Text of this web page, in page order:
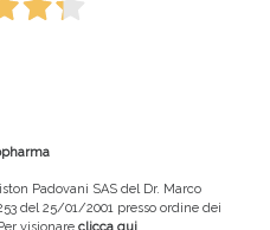
Padovani SAS del Dr. Marco
del 25/01/2001 presso ordine dei
visionare clicca qui.